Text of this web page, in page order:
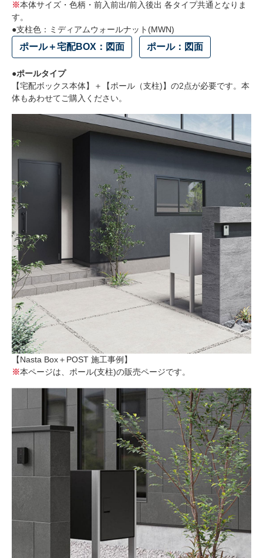
※本体サイズ・色柄・前入前出/前入後出 各タイプ共通となりま
す。
●支柱色：ミディアムウォールナット(MWN)
ポール＋宅配BOX：図面 ポール：図面
●ポールタイプ
【宅配ボックス本体】＋【ポール（支柱)】の2点が必要です。本
体もあわせてご購入ください。
【Nasta Box＋POST 施工事例】
※本ページは、ポール(支柱)の販売ページです。